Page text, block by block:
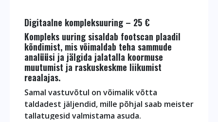
Digitaalne kompleksuuring – 25 €
Kompleks uuring sisaldab footscan plaadil
kõndimist, mis võimaldab teha sammude
analüüsi ja jälgida jalatalla koormuse
muutumist ja raskuskeskme liikumist
reaalajas.
Samal vastuvõtul on võimalik võtta
taldadest jäljendid, mille põhjal saab meister
tallatugesid valmistama asuda.